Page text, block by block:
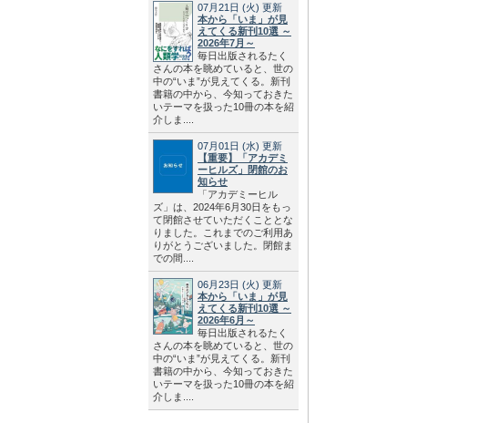
07月21日 (火) 更新
本から「いま」が見
えてくる新刊10選 ～
2026年7月～
毎日出版されるたく
さんの本を眺めていると、世の
中の“いま”が見えてくる。新刊
書籍の中から、今知っておきた
いテーマを扱った10冊の本を紹
介しま....
07月01日 (水) 更新
【重要】「アカデミ
ーヒルズ」閉館のお
知らせ
「アカデミーヒル
ズ」は、2024年6月30日をもっ
て閉館させていただくこととな
りました。これまでのご利用あ
りがとうございました。閉館ま
での間....
06月23日 (火) 更新
本から「いま」が見
えてくる新刊10選 ～
2026年6月～
毎日出版されるたく
さんの本を眺めていると、世の
中の“いま”が見えてくる。新刊
書籍の中から、今知っておきた
いテーマを扱った10冊の本を紹
介しま....